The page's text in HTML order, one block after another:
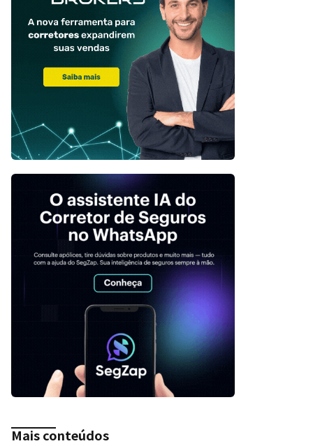
Mais conteúdos